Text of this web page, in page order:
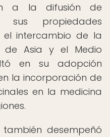
a la difusión de
sus propiedades
el intercambio de la
Asia y el Medio
en su adopción
la incorporación de
en la medicina
desempeñó